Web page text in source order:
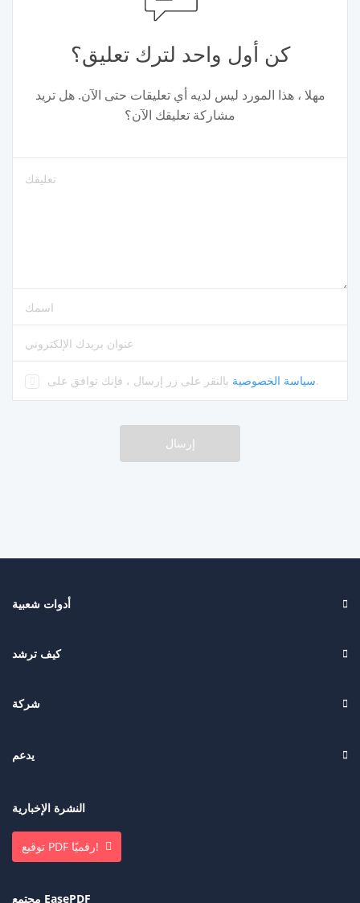
كن أول واحد لترك تعليق؟
مهلا ، هذا المورد ليس لديه أي تعليقات حتى الآن. هل تريد
مشاركة تعليقك الآن؟
الرجاء إدخال التعليقات
من فضلك أدخل إسمك
يرجى إدخال عنوان البريد الإلكتروني الصحيح
سياسة الخصوصية.
إرسال
أدوات شعبية
كيف ترشد
شركة
يدعم
النشرة الإخبارية
توقيع PDF رقميًا!
مجتمع EasePDF